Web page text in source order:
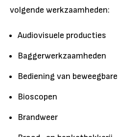
volgende werkzaamheden:
Audiovisuele producties
Baggerwerkzaamheden
Bediening van
Bioscopen
Brandweer